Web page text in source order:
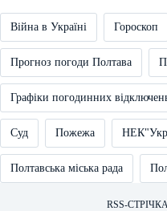
Війна в Україні Гороскоп
Прогноз погоди Полтава
Графіки погодинних
Суд Пожежа
Полтавська міська рада
RSS-